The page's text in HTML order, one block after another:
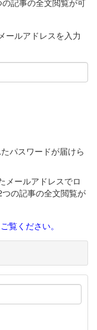
記事の全文閲覧が可
ールアドレスを入力
パスワードが届けら
メールアドレスでロ
の記事の全文閲覧が
覧ください。